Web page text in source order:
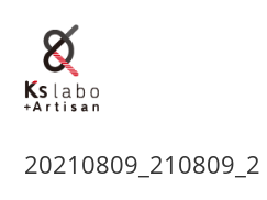
20210809_210809_2